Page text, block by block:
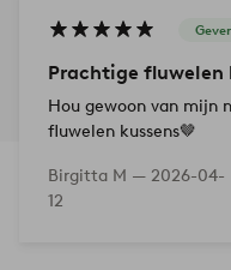
Prachtige fluwelen
Hou gewoon van mijn
fluwelen kussens🤎
Birgitta M — 2026-04-
12